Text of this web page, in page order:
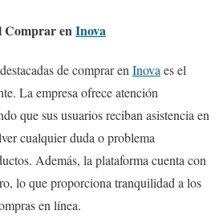
Comprar enInova
de comprar en Inova es el
La empresa ofrece atención
que sus usuarios reciban asistencia en
cualquier duda o problema
Además, la plataforma cuenta con
lo que proporciona tranquilidad a los
en línea.